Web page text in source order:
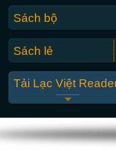
Sách bộ
Sách lẻ
Tải Lạc Việt